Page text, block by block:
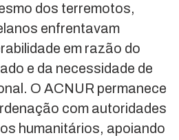
dos terremotos,
enfrentavam
em razão do
e da necessidade de
O ACNUR permanece
com autoridades
humanitários, apoiando